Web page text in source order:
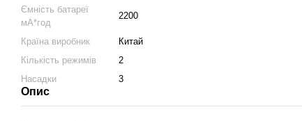
Ємність батареї
мА*год
2200
Країна виробник
Китай
Кількість режимів
2
Насадки
3
Опис